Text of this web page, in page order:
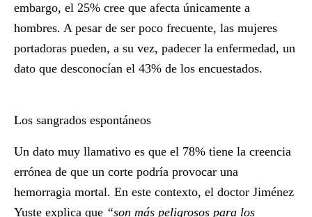
embargo, el 25% cree que afecta únicamente a
hombres. A pesar de ser poco frecuente, las mujeres
portadoras pueden, a su vez, padecer la enfermedad, un
dato que desconocían el 43% de los encuestados.
Los sangrados espontáneos
Un dato muy llamativo es que el 78% tiene la creencia
errónea de que un corte podría provocar una
hemorragia mortal. En este contexto, el doctor Jiménez
Yuste explica que “son más peligrosos para los